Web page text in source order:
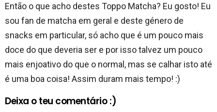
Então o que acho destes Toppo Matcha? Eu gosto! Eu
sou fan de matcha em geral e deste género de
snacks em particular, só acho que é um pouco mais
doce do que deveria ser e por isso talvez um pouco
mais enjoativo do que o normal, mas se calhar isto até
é uma boa coisa! Assim duram mais tempo! :)
Deixa o teu comentário :)